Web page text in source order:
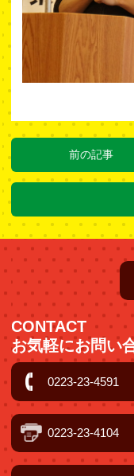
前の記事
CONTACT
お気軽にお問い
0223-23-4591
0223-23-4104